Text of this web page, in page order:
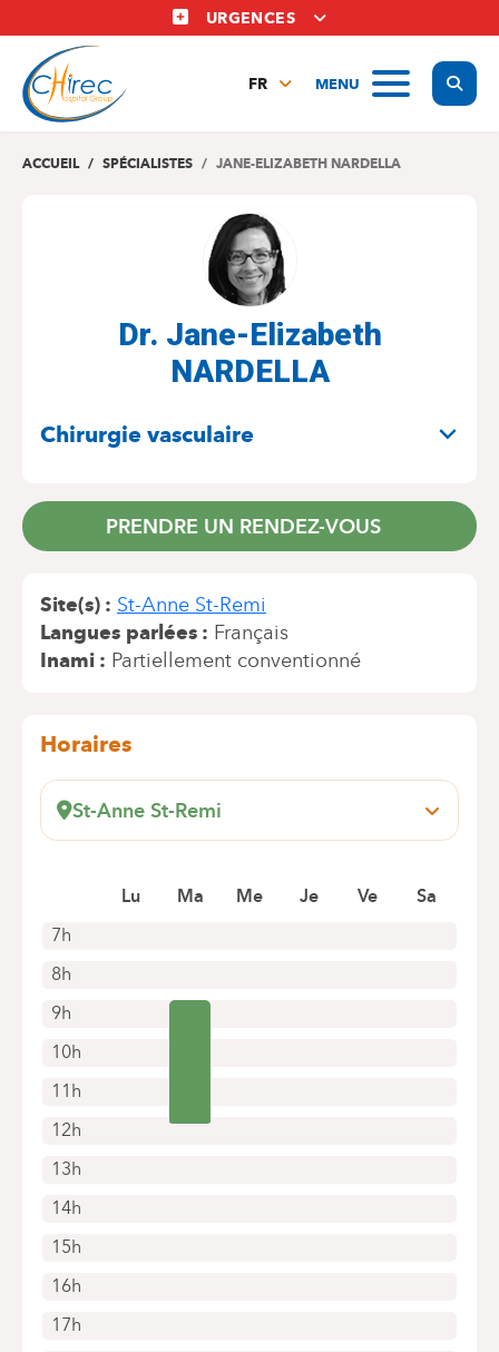
au
contenu
principal
URGENCES
MENU
FR
EN
ACCUEIL SPÉCIALISTES JANE-ELIZABETH NARDELLA
Dr. Jane-Elizabeth
NARDELLA
Chirurgie vasculaire
PRENDRE UN RENDEZ-VOUS
Site(s)
St-Anne St-Remi
Langues parlées
Français
Inami
Partiellement conventionné
Horaires
St-Anne St-Remi
Jules Graindor, 66
Prendre rendez-vous en ligne
7h
8h
9h
10h
11h
12h
13h
14h
15h
16h
17h
Lu Ma Me Je Ve Sa